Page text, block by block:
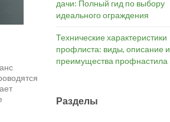
дачи: Полный гид по выбору
идеального ограждения
Технические характеристики
профлиста: виды, описание и
преимущества профнастила
Разделы